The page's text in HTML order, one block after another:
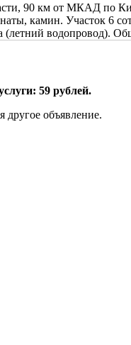
90 км от МКАД по
камин. Участок 6
водопровод).
59 рублей.
другое объявление.